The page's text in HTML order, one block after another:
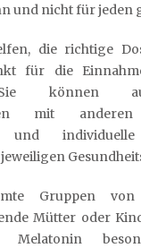
und nicht für jeden
die richtige
für die
Sie können
mit anderen
und individuelle
Gruppen von
Mütter oder
Melatonin